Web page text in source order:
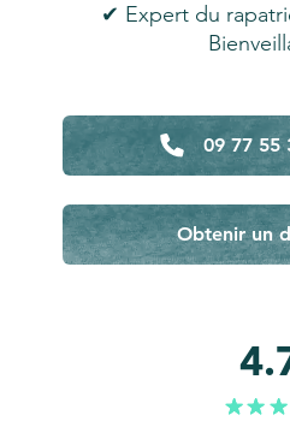
✔ Expert du
09 77 55
Obtenir un